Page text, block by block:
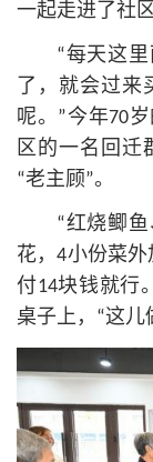
一起走进了社
“每天这
了，就会过来
呢。”今年70
区的一名回迁
“老主顾”。
“红烧鲫
花，4小份菜
付14块钱就行
桌子上，“这儿